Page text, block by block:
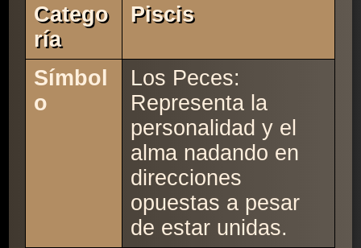
Catego
Ría
Piscis
Símbol
o
Los Peces:
Representa la
personalidad y el
alma nadando en
direcciones
opuestas a pesar
de estar unidas.